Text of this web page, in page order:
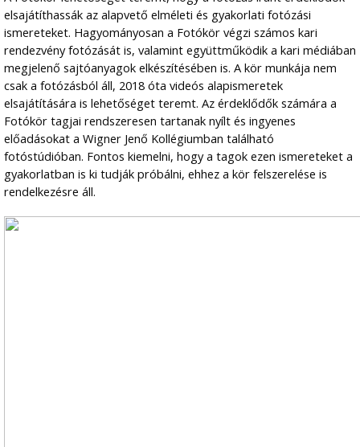
elsajátíthassák az alapvető elméleti és gyakorlati fotózási
ismereteket. Hagyományosan a Fotókör végzi számos kari
rendezvény fotózását is, valamint együttműködik a kari médiában
megjelenő sajtóanyagok elkészítésében is. A kör munkája nem
csak a fotózásból áll, 2018 óta videós alapismeretek
elsajátítására is lehetőséget teremt. Az érdeklődők számára a
Fotókör tagjai rendszeresen tartanak nyílt és ingyenes
előadásokat a Wigner Jenő Kollégiumban található
fotóstúdióban. Fontos kiemelni, hogy a tagok ezen ismereteket a
gyakorlatban is ki tudják próbálni, ehhez a kör felszerelése is
rendelkezésre áll.